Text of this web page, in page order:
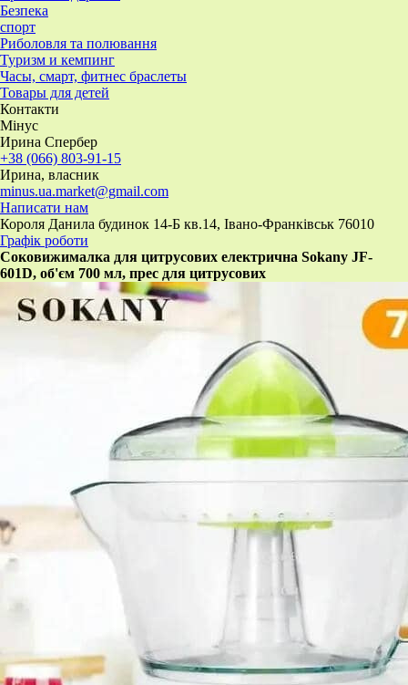
Безпека
спорт
Риболовля та полювання
Туризм и кемпинг
Часы, смарт, фитнес браслеты
Товары для детей
Контакти
Мінус
Ирина Спербер
+38 (066) 803-91-15
Ирина, власник
minus.ua.market@gmail.com
Написати нам
Короля Данила будинок 14-Б кв.14, Івано-Франківськ 76010
Графік роботи
Соковижималка для цитрусових електрична Sokany JF-
601D, об'єм 700 мл, прес для цитрусових